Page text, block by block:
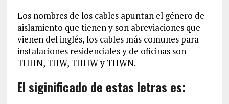
Los nombres de los cables apuntan el género de
aislamiento que tienen y son abreviaciones que
vienen del inglés, los cables más comunes para
instalaciones residenciales y de oficinas son
THHN, THW, THHW y THWN.
El siginificado de estas letras es: